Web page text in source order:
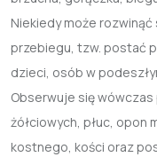
Niekiedy może rozwinąć
przebiegu, tzw. postać
dzieci, osób w
Obserwuje się
żółciowych, płuc,
kostnego, kości oraz